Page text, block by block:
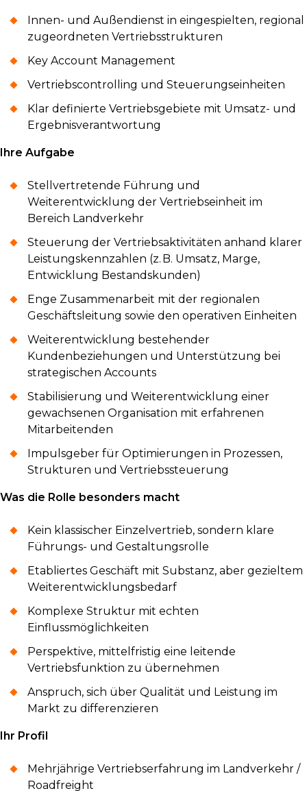
Innen- und Außendienst in eingespielten, regional
zugeordneten Vertriebsstrukturen
Key Account Management
Vertriebscontrolling und Steuerungseinheiten
Klar definierte Vertriebsgebiete mit Umsatz- und
Ergebnisverantwortung
Ihre Aufgabe
Stellvertretende Führung und
Weiterentwicklung der Vertriebseinheit im
Bereich Landverkehr
Steuerung der Vertriebsaktivitäten anhand klarer
Leistungskennzahlen (z. B. Umsatz, Marge,
Entwicklung Bestandskunden)
Enge Zusammenarbeit mit der regionalen
Geschäftsleitung sowie den operativen Einheiten
Weiterentwicklung bestehender
Kundenbeziehungen und Unterstützung bei
strategischen Accounts
Stabilisierung und Weiterentwicklung einer
gewachsenen Organisation mit erfahrenen
Mitarbeitenden
Impulsgeber für Optimierungen in Prozessen,
Strukturen und Vertriebssteuerung
Was die Rolle besonders macht
Kein klassischer Einzelvertrieb, sondern klare
Führungs- und Gestaltungsrolle
Etabliertes Geschäft mit Substanz, aber gezieltem
Weiterentwicklungsbedarf
Komplexe Struktur mit echten
Einflussmöglichkeiten
Perspektive, mittelfristig eine leitende
Vertriebsfunktion zu übernehmen
Anspruch, sich über Qualität und Leistung im
Markt zu differenzieren
Ihr Profil
Mehrjährige Vertriebserfahrung im Landverkehr /
Roadfreight